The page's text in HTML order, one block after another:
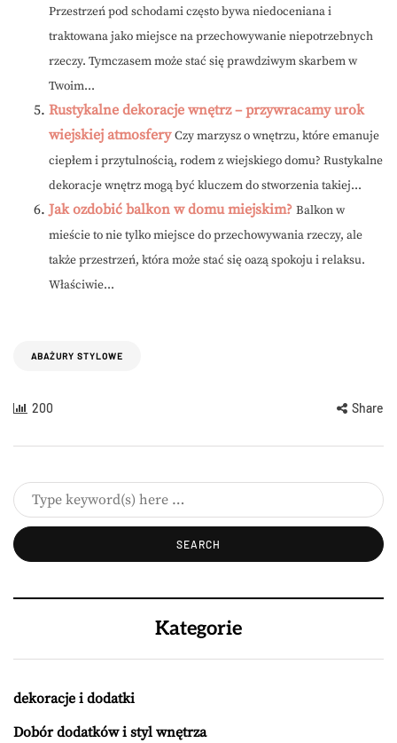
Przestrzeń pod schodami często bywa niedoceniana i
traktowana jako miejsce na przechowywanie niepotrzebnych
rzeczy. Tymczasem może stać się prawdziwym skarbem w
Twoim...
Rustykalne dekoracje wnętrz – przywracamy urok
wiejskiej atmosfery Czy marzysz o wnętrzu, które emanuje
ciepłem i przytulnością, rodem z wiejskiego domu? Rustykalne
dekoracje wnętrz mogą być kluczem do stworzenia takiej...
Jak ozdobić balkon w domu miejskim? Balkon w
mieście to nie tylko miejsce do przechowywania rzeczy, ale
także przestrzeń, która może stać się oazą spokoju i relaksu.
Właściwie...
ABAŻURY STYLOWE
200 Share
Kategorie
dekoracje i dodatki
Dobór dodatków i styl wnętrza